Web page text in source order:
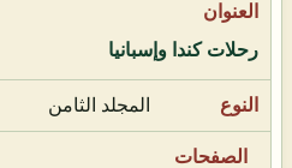
رحلات كندا وإسبانيا
المجلد الثامن